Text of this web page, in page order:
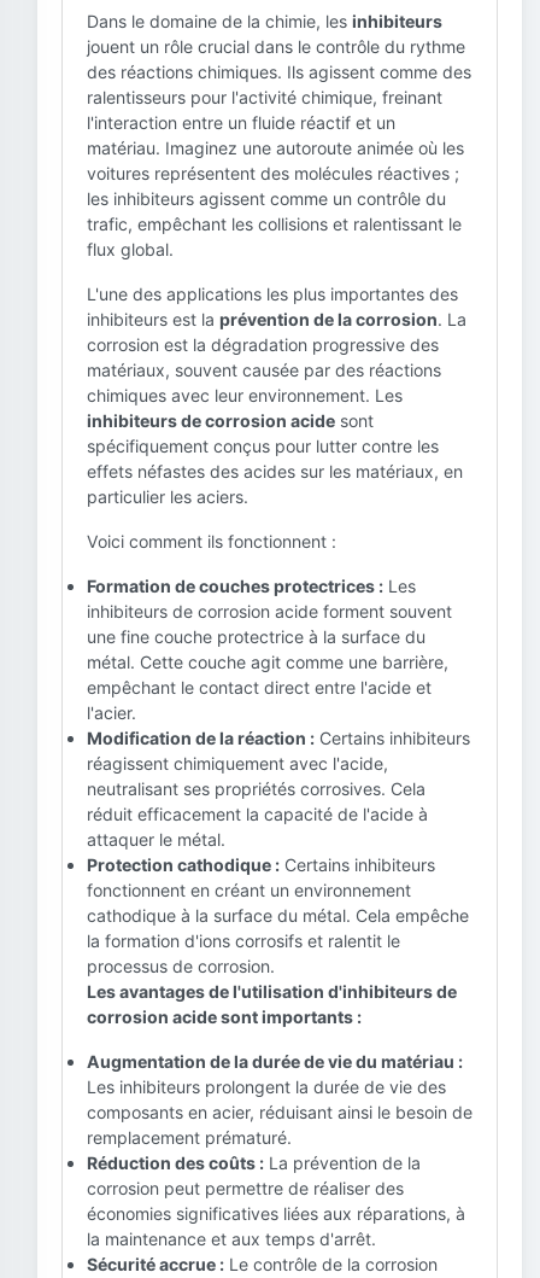
Dans le domaine de la chimie, les inhibiteurs
jouent un rôle crucial dans le contrôle du rythme
des réactions chimiques. Ils agissent comme des
ralentisseurs pour l'activité chimique, freinant
l'interaction entre un fluide réactif et un
matériau. Imaginez une autoroute animée où les
voitures représentent des molécules réactives ;
les inhibiteurs agissent comme un contrôle du
trafic, empêchant les collisions et ralentissant le
flux global.
L'une des applications les plus importantes des
inhibiteurs est la prévention de la corrosion. La
corrosion est la dégradation progressive des
matériaux, souvent causée par des réactions
chimiques avec leur environnement. Les
inhibiteurs de corrosion acide sont
spécifiquement conçus pour lutter contre les
effets néfastes des acides sur les matériaux, en
particulier les aciers.
Voici comment ils fonctionnent :
Formation de couches protectrices : Les
inhibiteurs de corrosion acide forment souvent
une fine couche protectrice à la surface du
métal. Cette couche agit comme une barrière,
empêchant le contact direct entre l'acide et
l'acier.
Modification de la réaction : Certains inhibiteurs
réagissent chimiquement avec l'acide,
neutralisant ses propriétés corrosives. Cela
réduit efficacement la capacité de l'acide à
attaquer le métal.
Protection cathodique : Certains inhibiteurs
fonctionnent en créant un environnement
cathodique à la surface du métal. Cela empêche
la formation d'ions corrosifs et ralentit le
processus de corrosion.
Les avantages de l'utilisation d'inhibiteurs de
corrosion acide sont importants :
Augmentation de la durée de vie du matériau :
Les inhibiteurs prolongent la durée de vie des
composants en acier, réduisant ainsi le besoin de
remplacement prématuré.
Réduction des coûts : La prévention de la
corrosion peut permettre de réaliser des
économies significatives liées aux réparations, à
la maintenance et aux temps d'arrêt.
Sécurité accrue : Le contrôle de la corrosion